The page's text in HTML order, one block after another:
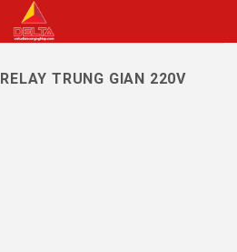
RELAY TRUNG GIAN 220V